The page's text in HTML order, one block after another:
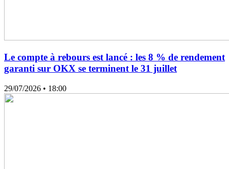
Le compte à rebours est lancé : les 8 % de rendement
garanti sur OKX se terminent le 31 juillet
29/07/2026 • 18:00